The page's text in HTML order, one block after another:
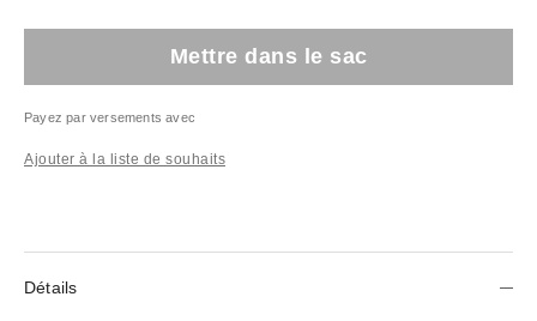
Mettre dans le sac
Payez par versements avec
Ajouter à la liste de souhaits
Détails